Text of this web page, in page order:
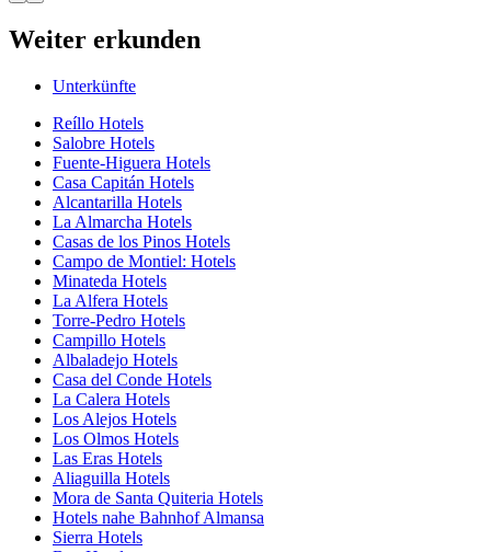
Weiter erkunden
Unterkünfte
Reíllo Hotels
Salobre Hotels
Fuente-Higuera Hotels
Casa Capitán Hotels
Alcantarilla Hotels
La Almarcha Hotels
Casas de los Pinos Hotels
Campo de Montiel: Hotels
Minateda Hotels
La Alfera Hotels
Torre-Pedro Hotels
Campillo Hotels
Albaladejo Hotels
Casa del Conde Hotels
La Calera Hotels
Los Alejos Hotels
Los Olmos Hotels
Las Eras Hotels
Aliaguilla Hotels
Mora de Santa Quiteria Hotels
Hotels nahe Bahnhof Almansa
Sierra Hotels